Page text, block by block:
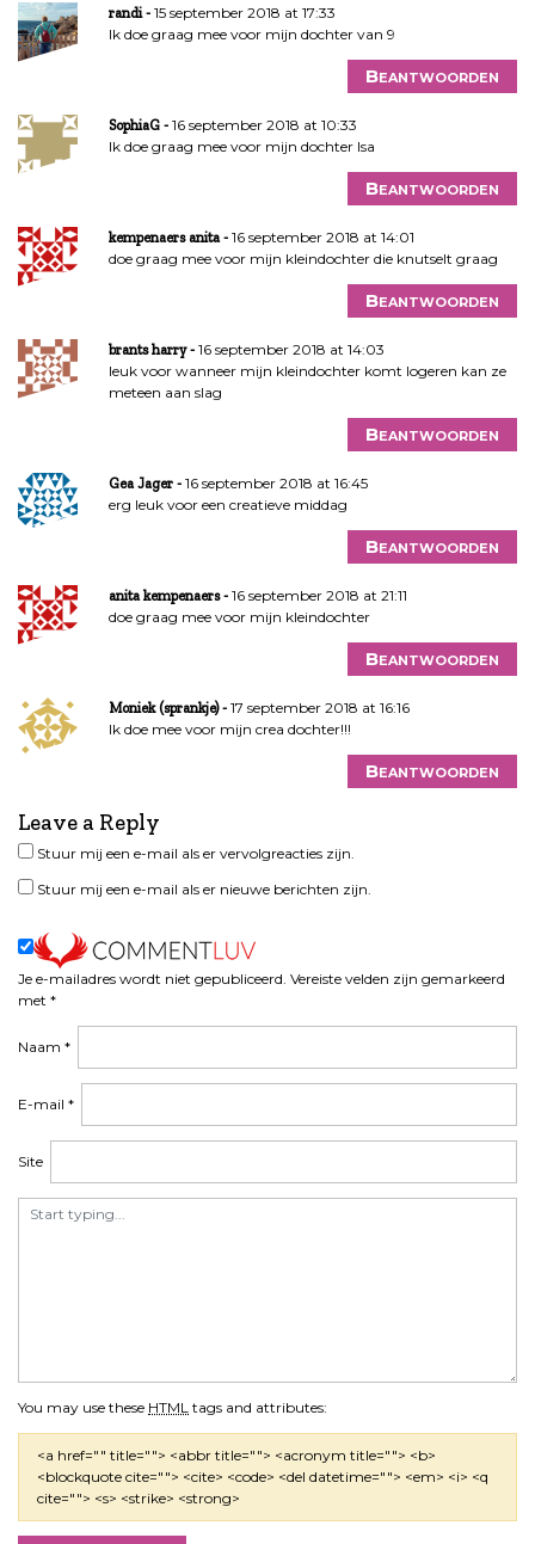
randi
15 september 2018 at 17:33
Ik doe graag mee voor mijn dochter van 9
Beantwoorden
SophiaG
16 september 2018 at 10:33
Ik doe graag mee voor mijn dochter Isa
Beantwoorden
kempenaers anita
16 september 2018 at 14:01
doe graag mee voor mijn kleindochter die knutselt graag
Beantwoorden
brants harry
16 september 2018 at 14:03
leuk voor wanneer mijn kleindochter komt logeren kan ze
meteen aan slag
Beantwoorden
Gea Jager
16 september 2018 at 16:45
erg leuk voor een creatieve middag
Beantwoorden
anita kempenaers
16 september 2018 at 21:11
doe graag mee voor mijn kleindochter
Beantwoorden
Moniek (sprankje)
17 september 2018 at 16:16
Ik doe mee voor mijn crea dochter!!!
Beantwoorden
Leave a Reply
Je e-mailadres wordt niet gepubliceerd. Vereiste velden zijn gemarkeerd
met *
You may use these HTML tags and attributes:
<a href="" title=""> <abbr title=""> <acronym title=""> <b>
<blockquote cite=""> <cite> <code> <del datetime=""> <em> <i> <q
cite=""> <s> <strike> <strong>
Naam *
E-mail *
Site
Stuur mij een e-mail als er vervolgreacties zijn.
Stuur mij een e-mail als er nieuwe berichten zijn.